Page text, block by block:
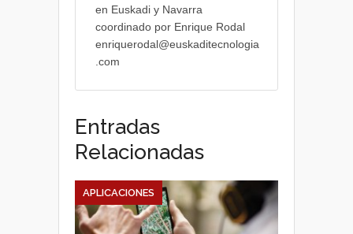
en Euskadi y Navarra
coordinado por Enrique Rodal
enriquerodal@euskaditecnologia
.com
Entradas
Relacionadas
APLICACIONES